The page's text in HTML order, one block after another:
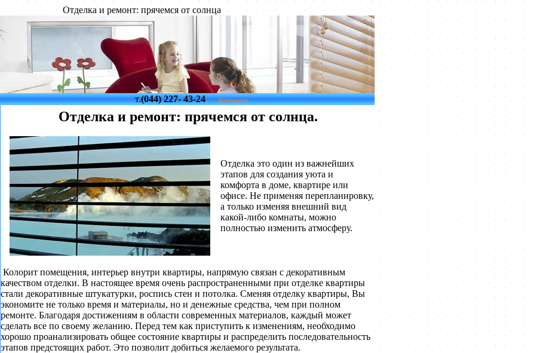
Отделка и ремонт: прячемся от солнца
т.(044) 227- 43-24 Контакты
Отделка и ремонт: прячемся от солнца.
Отделка это один из важнейших
этапов для создания уюта и
комфорта в доме, квартире или
офисе. Не применяя перепланировку,
а только изменяя внешний вид
какой-либо комнаты, можно
полностью изменить атмосферу.
Колорит помещения, интерьер внутри квартиры, напрямую связан с декоративным
качеством отделки. В настоящее время очень распространенными при отделке квартиры
стали декоративные штукатурки, роспись стен и потолка. Сменяя отделку квартиры, Вы
экономите не только время и материалы, но и денежные средства, чем при полном
ремонте. Благодаря достижениям в области современных материалов, каждый может
сделать все по своему желанию. Перед тем как приступить к изменениям, необходимо
хорошо проанализировать общее состояние квартиры и распределить последовательность
этапов предстоящих работ. Это позволит добиться желаемого результата.